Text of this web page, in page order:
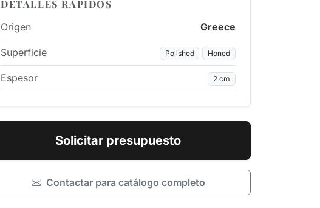
DETALLES RÁPIDOS
Origen Greece
Superficie Polished Honed
Espesor 2 cm
Solicitar presupuesto
Contactar para catálogo completo